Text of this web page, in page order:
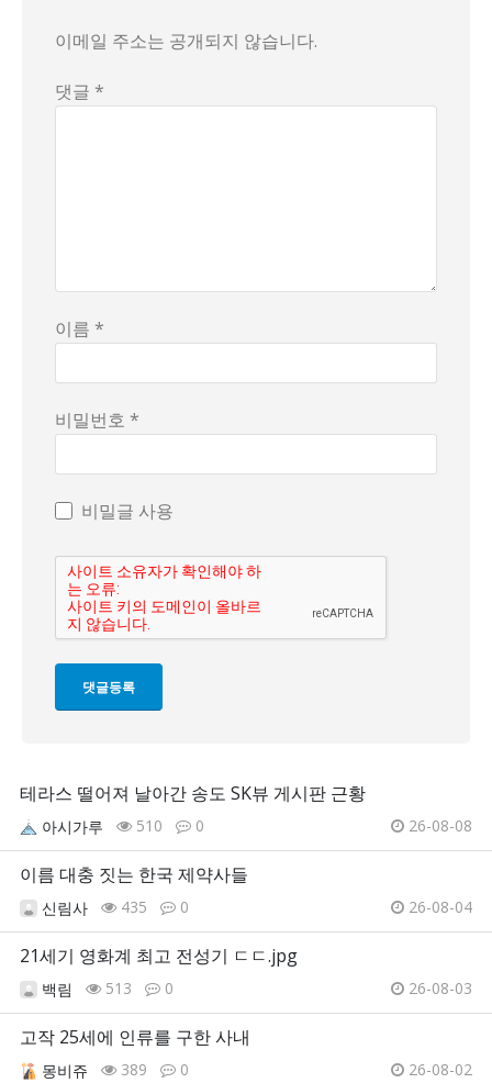
이메일 주소는 공개되지 않습니다.
댓글 *
이름 *
비밀번호 *
비밀글 사용
테라스 떨어져 날아간 송도 SK뷰 게시판 근황
아시가루 510 0 26-08-08
이름 대충 짓는 한국 제약사들
신림사 435 0 26-08-04
21세기 영화계 최고 전성기 ㄷㄷ.jpg
백림 513 0 26-08-03
고작 25세에 인류를 구한 사내
몽비쥬 389 0 26-08-02